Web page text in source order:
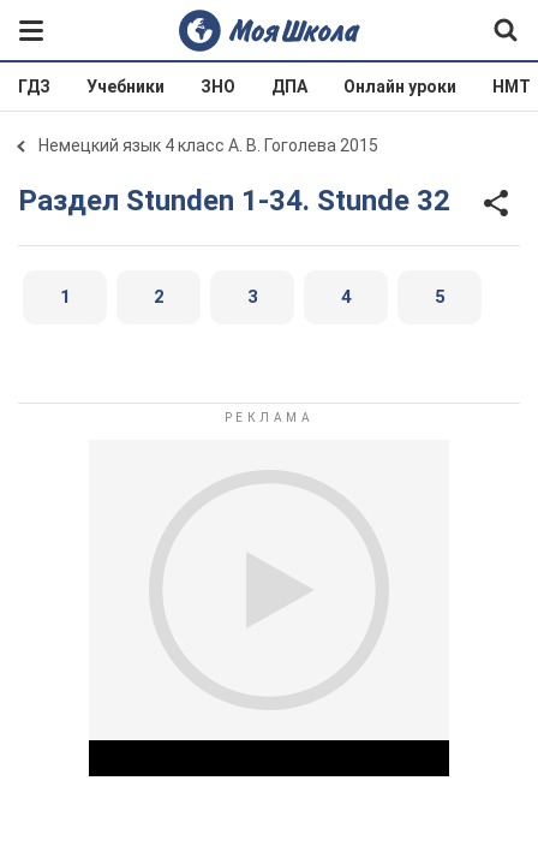
ГДЗ Учебники ЗНО ДПА Онлайн уроки НМТ
Немецкий язык 4 класс А. В. Гоголева 2015
Раздел Stunden 1-34. Stunde 32
1 2 3 4 5